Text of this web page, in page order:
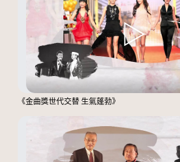
《金曲獎世代交替 生氣蓬勃》